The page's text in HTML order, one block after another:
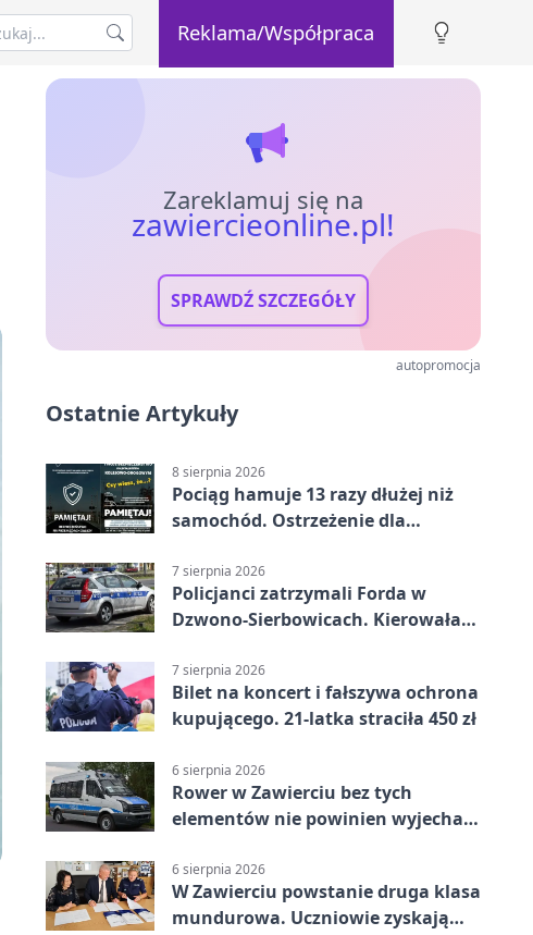
Reklama/Współpraca
Zareklamuj się na
zawiercieonline.pl!
SPRAWDŹ SZCZEGÓŁY
autopromocja
Ostatnie Artykuły
8 sierpnia 2026
Pociąg hamuje 13 razy dłużej niż
samochód. Ostrzeżenie dla
7 sierpnia 2026
Policjanci zatrzymali Forda w
Dzwono-Sierbowicach. Kierowała
7 sierpnia 2026
Bilet na koncert i fałszywa ochrona
kupującego. 21-latka straciła 450 zł
6 sierpnia 2026
Rower w Zawierciu bez tych
elementów nie powinien wyjechać
6 sierpnia 2026
W Zawierciu powstanie druga klasa
mundurowa. Uczniowie zyskają